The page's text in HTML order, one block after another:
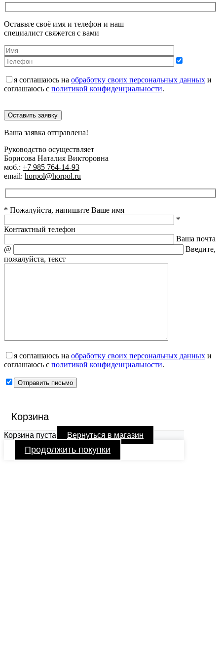
Оставьте своё имя и телефон и наш
специалист свяжется с вами
я соглашаюсь на обработку своих персональных данных и
соглашаюсь с политикой конфиденциальности.
Оставить заявку
Ваша заявка отправлена!
Руководство осуществляет
Борисова Наталия Викторовна
моб.: +7 985 764-14-93
email: horpol@horpol.ru
* Пожалуйста, напишите Ваше имя
*
Контактный телефон
Ваша почта
@
Введите,
пожалуйста, текст
я соглашаюсь на обработку своих персональных данных и
соглашаюсь с политикой конфиденциальности.
Корзина
Корзина пуста Вернуться в магазин
Продолжить покупки